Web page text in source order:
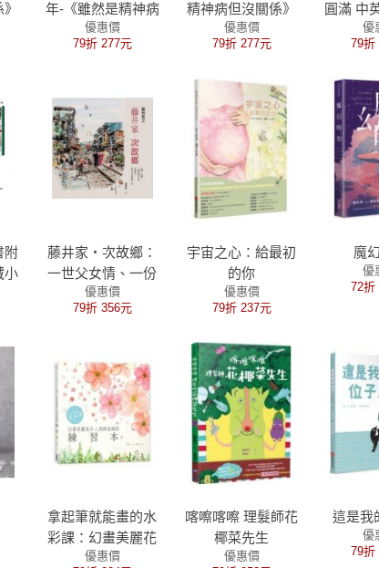
年-《雖然是精神病
但沒關係》劇中繪
本1
優惠價
79折 277元
精神病但沒關係》
劇中繪本2
優惠價
79折 277元
圓滿 中
典
優
79折
附
小
藤井家‧次故鄉：
一世父女情、一份
懷念心、一段台灣
行
優惠價
79折 356元
宇宙之心：給最初
的你
優惠價
79折 237元
魔
優
72折
拿起筆就能畫的水
彩課：幻畫美麗花
卉&清新氛圍的練
優惠價
喀嚓喀嚓 理髮師花
椰菜先生
優惠價
這是我
優
79折